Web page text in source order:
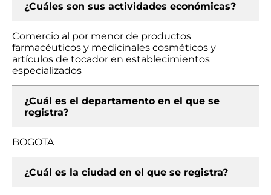
¿Cuáles son sus actividades económicas?
Comercio al por menor de productos
farmacéuticos y medicinales cosméticos y
artículos de tocador en establecimientos
especializados
¿Cuál es el departamento en el que se
registra?
BOGOTA
¿Cuál es la ciudad en el que se registra?